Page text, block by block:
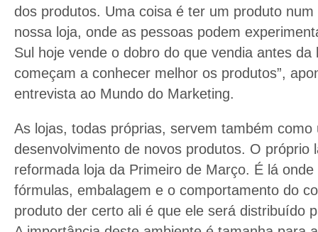
dos produtos. Uma coisa é ter um produto
nossa loja, onde as pessoas podem
Sul hoje vende o dobro do que vendia antes
começam a conhecer melhor os produtos”,
entrevista ao Mundo do Marketing.
As lojas, todas próprias, servem também como
desenvolvimento de novos produtos. O próprio
reformada loja da Primeiro de Março. É lá
fórmulas, embalagem e o comportamento do
produto der certo ali é que ele será distribuído